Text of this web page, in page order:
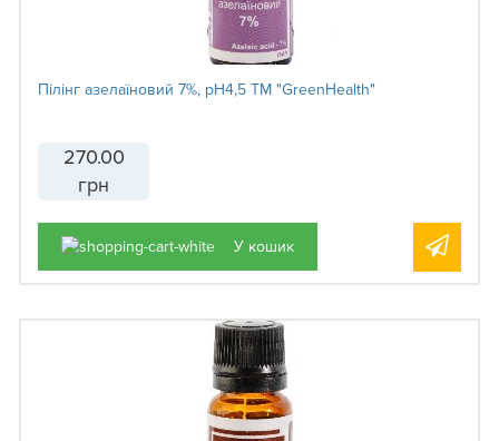
Пілінг азелаїновий 7%, рН4,5 ТМ "GreenHealth"
270.00
грн
У кошик